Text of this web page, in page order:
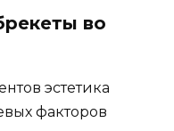
во
эстетика
факторов